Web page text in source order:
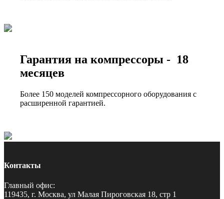
Гарантия на компрессоры - 18
месяцев
Более 150 моделей компрессорного оборудования с
расширенной гарантией.
Контакты
Главный офис:
119435, г. Москва, ул Малая Пироговская 18, стр 1